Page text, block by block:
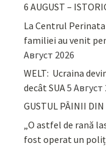
6 AUGUST –
La Centrul
familiei au venit
Август 2026
WELT: Ucraina
decât SUA5 Август
GUSTUL PÂINII
„O astfel de rană
fost operat un